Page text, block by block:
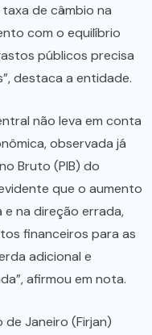
de câmbio na
com o equilíbrio
públicos precisa
destaca a entidade.
não leva em conta
observada já
Bruto (PIB) do
que o aumento
e na direção errada,
financeiros para as
adicional e
afirmou em nota.
de Janeiro (Firjan)